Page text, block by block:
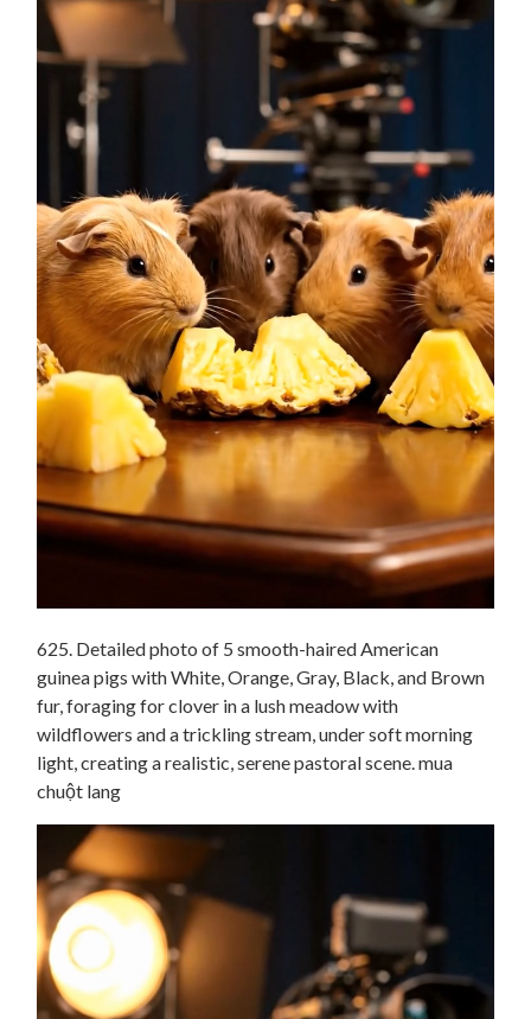
625. Detailed photo of 5 smooth-haired American
guinea pigs with White, Orange, Gray, Black, and Brown
fur, foraging for clover in a lush meadow with
wildflowers and a trickling stream, under soft morning
light, creating a realistic, serene pastoral scene. mua
chuột lang